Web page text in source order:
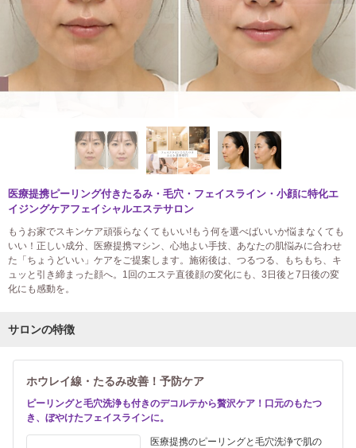
医療提携ピーリング付きたるみ・毛穴・フェイスライン・小顔に特化エ
イジングケアフェイシャルエステサロン
もうお家でスキンケア頑張らなくてもいい!もう何を選べばいいか悩まなくても
いい！正しい成分、医療提携マシン、心地よい手技、あなたの肌悩みに合わせ
た「ちょうどいい」ケアをご提案します。施術後は、つるつる、もちもち、キ
ュッと引き締まった顔へ。1回のエステ直後顔の変化にも、3日後と7日後の変
化にも感動を。
サロンの特徴
ホウレイ線・たるみ改善！予防ケア
ピーリングと毛穴洗浄も付きのデコルテから贅沢ケア！口元のもたつ
き、ぼやけたフェイスラインに。
医療提携のピーリングと毛穴洗浄で肌の